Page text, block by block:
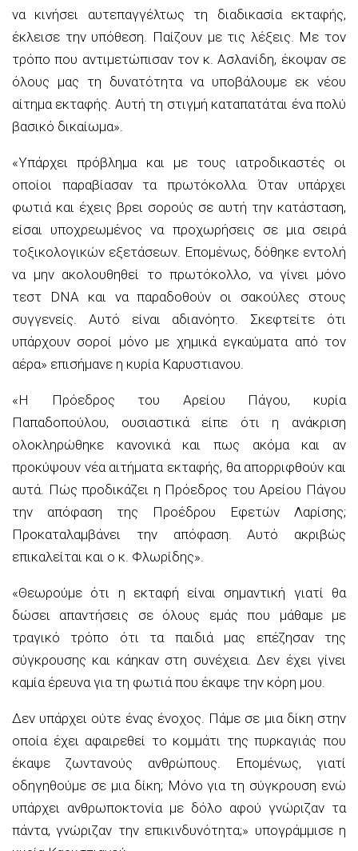
να κινήσει αυτεπαγγέλτως τη διαδικασία εκταφής,
έκλεισε την υπόθεση. Παίζουν με τις λέξεις. Με τον
τρόπο που αντιμετώπισαν τον κ. Ασλανίδη, έκοψαν σε
όλους μας τη δυνατότητα να υποβάλουμε εκ νέου
αίτημα εκταφής. Αυτή τη στιγμή καταπατάται ένα πολύ
βασικό δικαίωμα».
«Υπάρχει πρόβλημα και με τους ιατροδικαστές οι
οποίοι παραβίασαν τα πρωτόκολλα. Όταν υπάρχει
φωτιά και έχεις βρει σορούς σε αυτή την κατάσταση,
είσαι υποχρεωμένος να προχωρήσεις σε μια σειρά
τοξικολογικών εξετάσεων. Επομένως, δόθηκε εντολή
να μην ακολουθηθεί το πρωτόκολλο, να γίνει μόνο
τεστ DNA και να παραδοθούν οι σακούλες στους
συγγενείς. Αυτό είναι αδιανόητο. Σκεφτείτε ότι
υπάρχουν σοροί μόνο με χημικά εγκαύματα από τον
αέρα» επισήμανε η κυρία Καρυστιανου.
«Η Πρόεδρος του Αρείου Πάγου, κυρία
Παπαδοπούλου, ουσιαστικά είπε ότι η ανάκριση
ολοκληρώθηκε κανονικά και πως ακόμα και αν
προκύψουν νέα αιτήματα εκταφής, θα απορριφθούν και
αυτά. Πώς προδικάζει η Πρόεδρος του Αρείου Πάγου
την απόφαση της Προέδρου Εφετών Λαρίσης;
Προκαταλαμβάνει την απόφαση. Αυτό ακριβώς
επικαλείται και ο κ. Φλωρίδης».
«Θεωρούμε ότι η εκταφή είναι σημαντική γιατί θα
δώσει απαντήσεις σε όλους εμάς που μάθαμε με
τραγικό τρόπο ότι τα παιδιά μας επέζησαν της
σύγκρουσης και κάηκαν στη συνέχεια. Δεν έχει γίνει
καμία έρευνα για τη φωτιά που έκαψε την κόρη μου.
Δεν υπάρχει ούτε ένας ένοχος. Πάμε σε μια δίκη στην
οποία έχει αφαιρεθεί το κομμάτι της πυρκαγιάς που
έκαψε ζωντανούς ανθρώπους. Επομένως, γιατί
οδηγηθούμε σε μια δίκη; Μόνο για τη σύγκρουση ενώ
υπάρχει ανθρωποκτονία με δόλο αφού γνώριζαν τα
πάντα, γνώριζαν την επικινδυνότητα;» υπογράμμισε η